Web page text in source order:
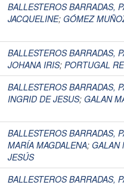
BALLESTEROS BARRADAS,
JACQUELINE; GÓMEZ
BALLESTEROS BARRADAS,
JOHANA IRIS; PORTUGAL
BALLESTEROS BARRADAS,
INGRID DE JESUS; GALAN
BALLESTEROS BARRADAS,
MARÍA MAGDALENA; GALAN
JESÚS
BALLESTEROS BARRADAS,